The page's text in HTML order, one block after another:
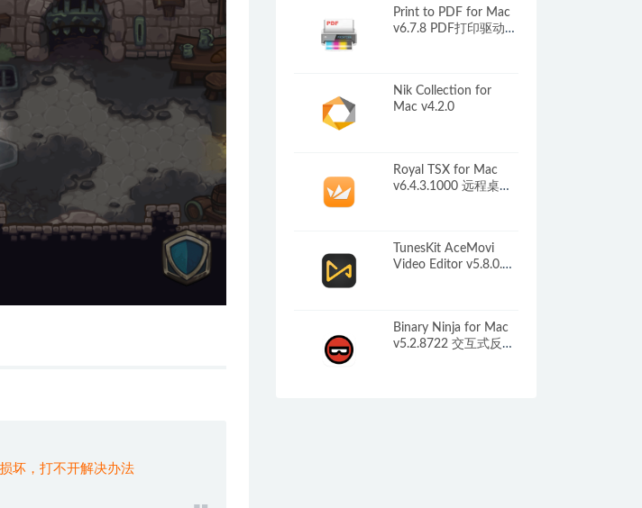
坏，打不开解决办法
Print to PDF for Mac
v6.7.8 PDF打印驱动程
Nik Collection for
Mac v4.2.0
Royal TSX for Mac
v6.4.3.1000 远程桌面
TunesKit AceMovi
Video Editor v5.8.0.34
Binary Ninja for Mac
v5.2.8722 交互式反汇